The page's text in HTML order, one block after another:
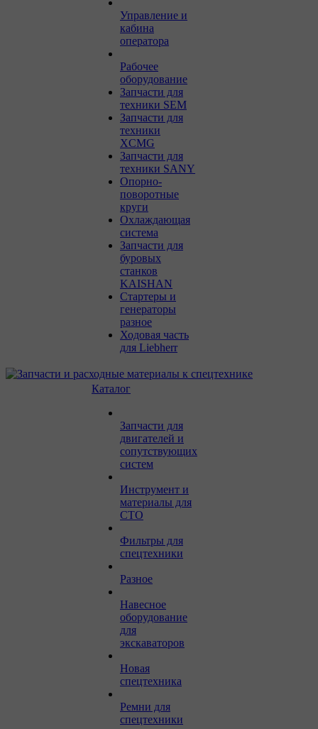
Управление и
кабина
оператора
Рабочее
оборудование
Запчасти для
техники SEM
Запчасти для
техники
XCMG
Запчасти для
техники SANY
Опорно-
поворотные
круги
Охлаждающая
система
Запчасти для
буровых
станков
KAISHAN
Стартеры и
генераторы
разное
Ходовая часть
для Liebherr
Каталог
Запчасти для
двигателей и
сопутствующих
систем
Инструмент и
материалы для
СТО
Фильтры для
спецтехники
Разное
Навесное
оборудование
для
экскаваторов
Новая
спецтехника
Ремни для
спецтехники